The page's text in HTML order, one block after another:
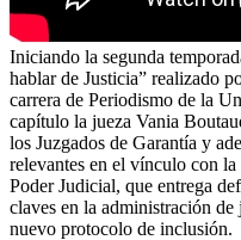
Iniciando la segunda
hablar de Justicia” realizado
carrera de Periodismo de la
capítulo la jueza Vania
los Juzgados de Garantía y
relevantes en el vínculo con
Poder Judicial, que entrega
claves en la administración
nuevo protocolo de inclusión.